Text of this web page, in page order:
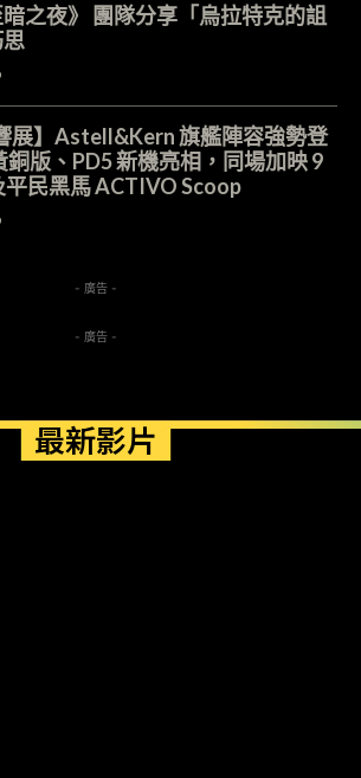
暗之夜》 團隊分享「烏拉特克的詛
展】Astell&Kern 旗艦陣容強勢登
銅版、PD5 新機亮相，同場加映 9
平民黑馬 ACTIVO Scoop
- 廣告 -
- 廣告 -
最新影片